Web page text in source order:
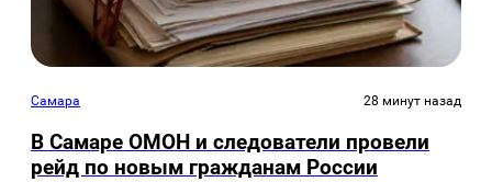
Самара 28 минут назад
В Самаре ОМОН и следователи провели
рейд по новым гражданам России